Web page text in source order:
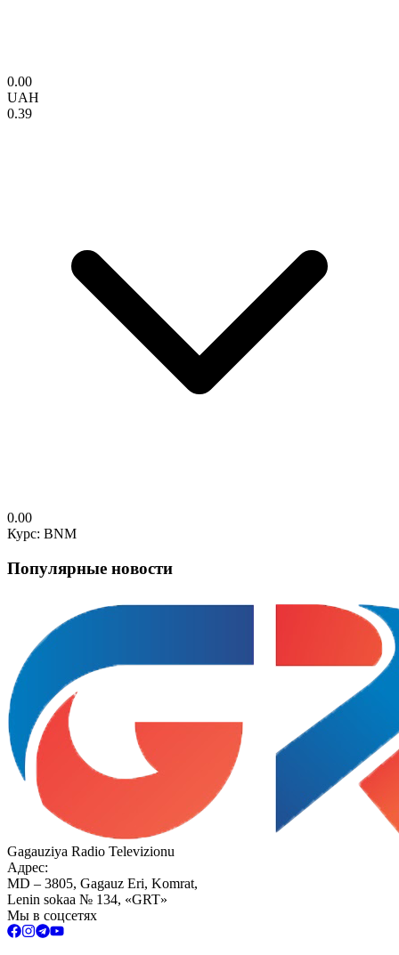
0.00
UAH
0.39
0.00
Курс: BNM
Популярные новости
Gagauziya Radio Televizionu
Адрес:
MD – 3805, Gagauz Eri, Komrat,
Lenin sokaa № 134, «GRT»
Мы в соцсетях